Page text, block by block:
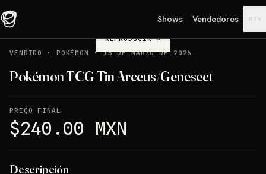
Shows Vendedores PT▾
REPRODUCIR→
VENDIDO
· POKÉMON ·15 DE MARZO DE 2026
Pokémon TCG Tin Arceus/Genesect
PREÇO FINAL
$240.00 MXN
Descripción